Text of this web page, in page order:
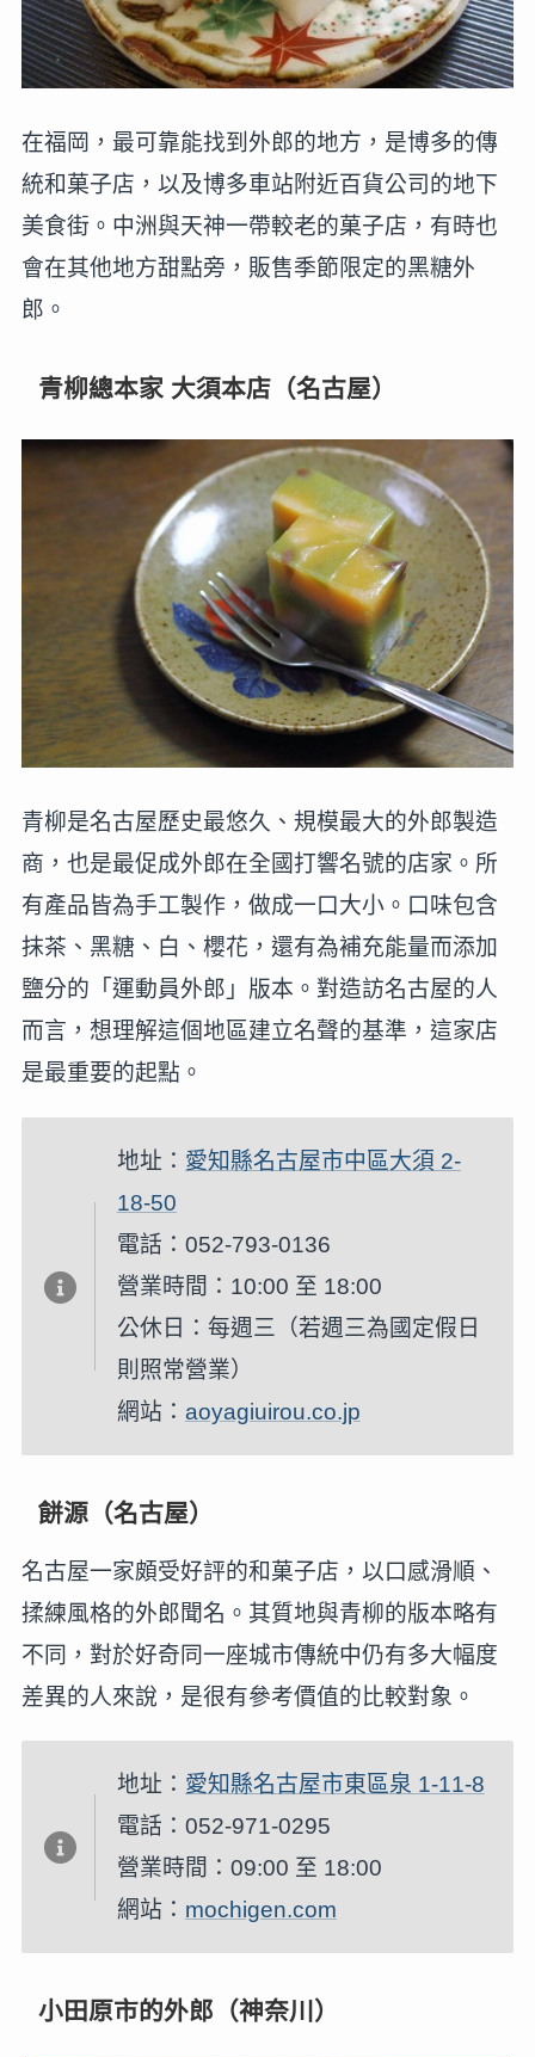
在福岡，最可靠能找到外郎的地方，是博多的傳
統和菓子店，以及博多車站附近百貨公司的地下
美食街。中洲與天神一帶較老的菓子店，有時也
會在其他地方甜點旁，販售季節限定的黑糖外
郎。
青柳總本家 大須本店（名古屋）
青柳是名古屋歷史最悠久、規模最大的外郎製造
商，也是最促成外郎在全國打響名號的店家。所
有產品皆為手工製作，做成一口大小。口味包含
抹茶、黑糖、白、櫻花，還有為補充能量而添加
鹽分的「運動員外郎」版本。對造訪名古屋的人
而言，想理解這個地區建立名聲的基準，這家店
是最重要的起點。
地址： 愛知縣名古屋市中區大須 2-
18-50
電話：052-793-0136
營業時間：10:00 至 18:00
公休日：每週三（若週三為國定假日
則照常營業）
網站： aoyagiuirou.co.jp
餅源（名古屋）
名古屋一家頗受好評的和菓子店，以口感滑順、
揉練風格的外郎聞名。其質地與青柳的版本略有
不同，對於好奇同一座城市傳統中仍有多大幅度
差異的人來說，是很有參考價值的比較對象。
地址： 愛知縣名古屋市東區泉 1-11-8
電話：052-971-0295
營業時間：09:00 至 18:00
網站： mochigen.com
小田原市的外郎（神奈川）